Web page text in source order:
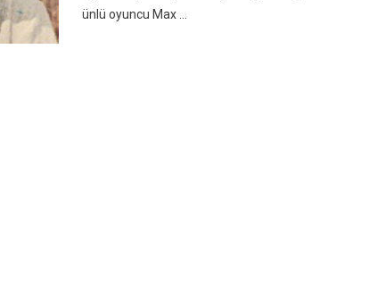
ünlü oyuncu Max ...